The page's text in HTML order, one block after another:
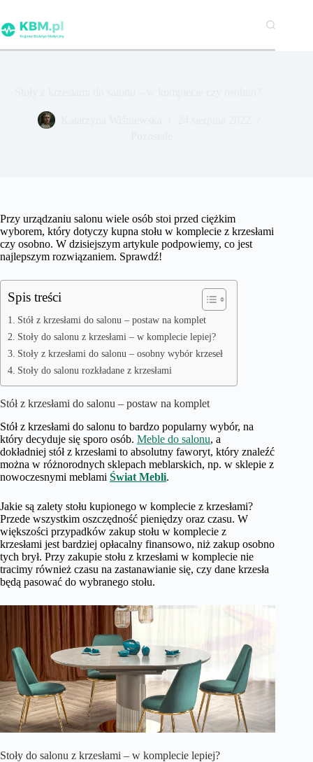
treści
Przy urządzaniu salonu wiele osób stoi przed ciężkim
wyborem, który dotyczy kupna stołu w komplecie z krzesłami
czy osobno. W dzisiejszym artykule podpowiemy, co jest
najlepszym rozwiązaniem. Sprawdź!
Spis treści
Stół z krzesłami do salonu – postaw na komplet
Stoły do salonu z krzesłami – w komplecie lepiej?
Stoły z krzesłami do salonu – osobny wybór krzeseł
Stoły do salonu rozkładane z krzesłami
Stół z krzesłami do salonu – postaw na komplet
Stół z krzesłami do salonu to bardzo popularny wybór, na
który decyduje się sporo osób. Meble do salonu, a
dokładniej stół z krzesłami to absolutny faworyt, który znaleźć
można w różnorodnych sklepach meblarskich, np. w sklepie z
nowoczesnymi meblami Świat Mebli.
Jakie są zalety stołu kupionego w komplecie z krzesłami?
Przede wszystkim oszczędność pieniędzy oraz czasu. W
większości przypadków zakup stołu w komplecie z
krzesłami jest bardziej opłacalny finansowo, niż zakup osobno
tych brył. Przy zakupie stołu z krzesłami w komplecie nie
tracimy również czasu na zastanawianie się, czy dane krzesła
będą pasować do wybranego stołu.
Stoły do salonu z krzesłami – w komplecie lepiej?